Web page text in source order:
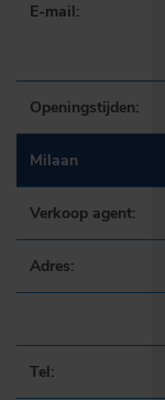
E-mail:
Openingstijden:
Milaan
Verkoop agent:
Adres:
Tel: